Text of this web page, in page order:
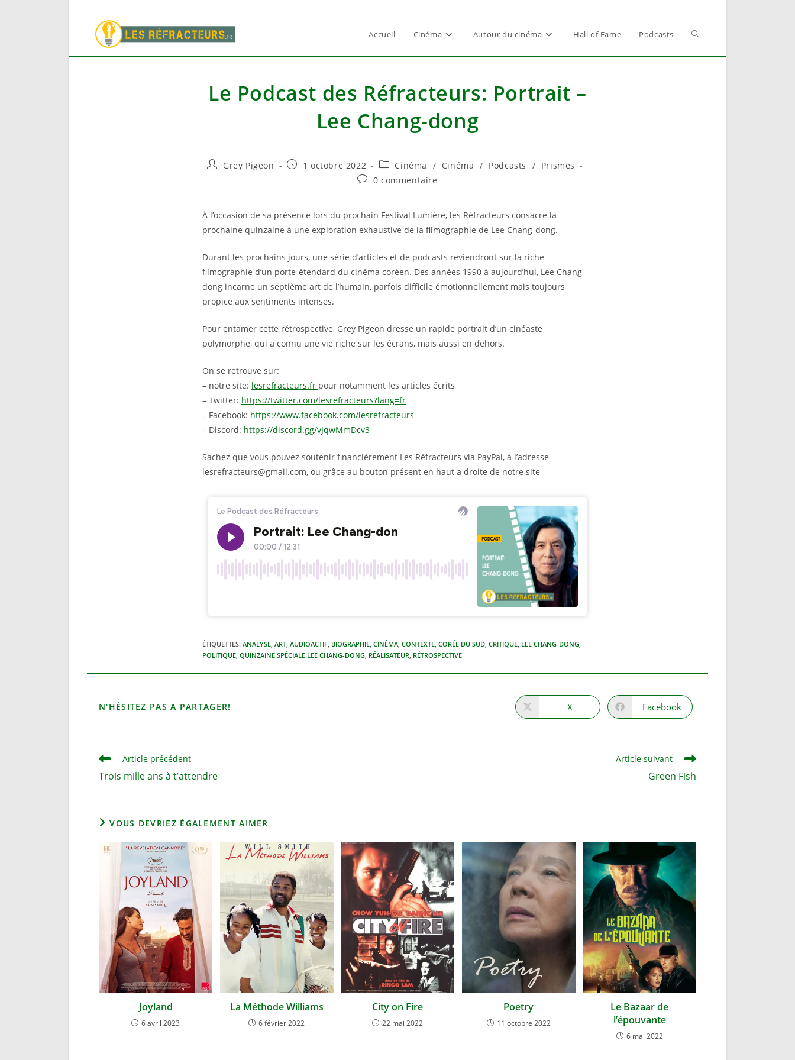
Accueil Cinéma Autour du cinéma Hall of Fame Podcasts Toggle
Le Podcast des Réfracteurs: Portrait –
Lee Chang-dong
Auteur/autrice
Grey Pigeon
Publication
1 octobre 2022
PostCinéma / Cinéma / Podcasts / Prismes
Commentaires
publication :
0 commentaire
À l’occasion de sa présence lors du prochain Festival Lumière, les Réfracteurs consacre la
prochaine quinzaine à une exploration exhaustive de la filmographie de Lee Chang-dong.
Durant les prochains jours, une série d’articles et de podcasts reviendront sur la riche
filmographie d’un porte-étendard du cinéma coréen. Des années 1990 à aujourd’hui, Lee Chang-
dong incarne un septième art de l’humain, parfois difficile émotionnellement mais toujours
propice aux sentiments intenses.
Pour entamer cette rétrospective, Grey Pigeon dresse un rapide portrait d’un cinéaste
polymorphe, qui a connu une vie riche sur les écrans, mais aussi en dehors.
On se retrouve sur:
– notre site: lesrefracteurs.fr pour notamment les articles écrits
– Twitter: https://twitter.com/lesrefracteurs?lang=fr
– Facebook: https://www.facebook.com/lesrefracteurs
– Discord: https://discord.gg/vJqwMmDcv3
Sachez que vous pouvez soutenir financièrement Les Réfracteurs via PayPal, à l’adresse
lesrefracteurs@gmail.com, ou grâce au bouton présent en haut a droite de notre site
ÉTIQUETTES: ANALYSE, ART, AUDIOACTIF, BIOGRAPHIE, CINÉMA, CONTEXTE, CORÉE DU SUD, CRITIQUE, LEE CHANG-DONG,
POLITIQUE, QUINZAINE SPÉCIALE LEE CHANG-DONG, RÉALISATEUR, RÉTROSPECTIVE
N'HÉSITEZ PAS A PARTAGER! Ouvrir
dans
autre
X Ouvrir
dans
autre
Facebook
Read
articles
Article précédent
Trois mille ans à t’attendre
Article suivant
Green Fish
VOUS DEVRIEZ ÉGALEMENT AIMER
Joyland
6 avril 2023
La Méthode Williams
6 février 2022
City on Fire
22 mai 2022
Poetry
11 octobre 2022
Le Bazaar de
l’épouvante
6 mai 2022